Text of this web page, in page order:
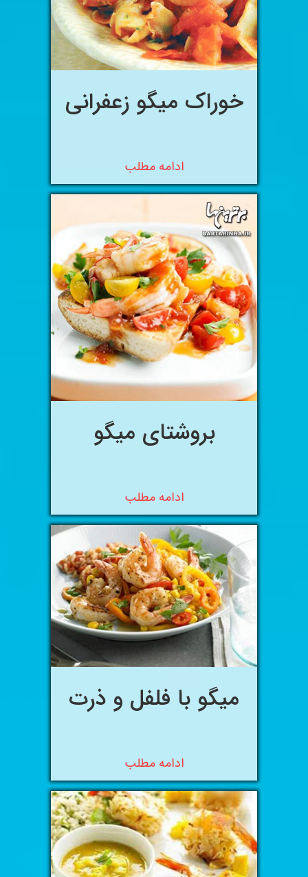
خوراک میگو زعفرانی
ادامه مطلب
بروشتای میگو
ادامه مطلب
میگو با فلفل و ذرت
ادامه مطلب